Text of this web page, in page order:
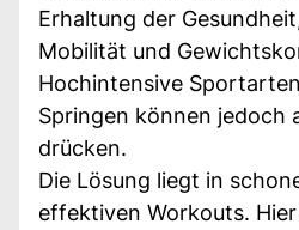
Erhaltung der
Mobilität und
Hochintensive
Springen können jedoch
drücken.
Die Lösung liegt in
effektiven Workouts.